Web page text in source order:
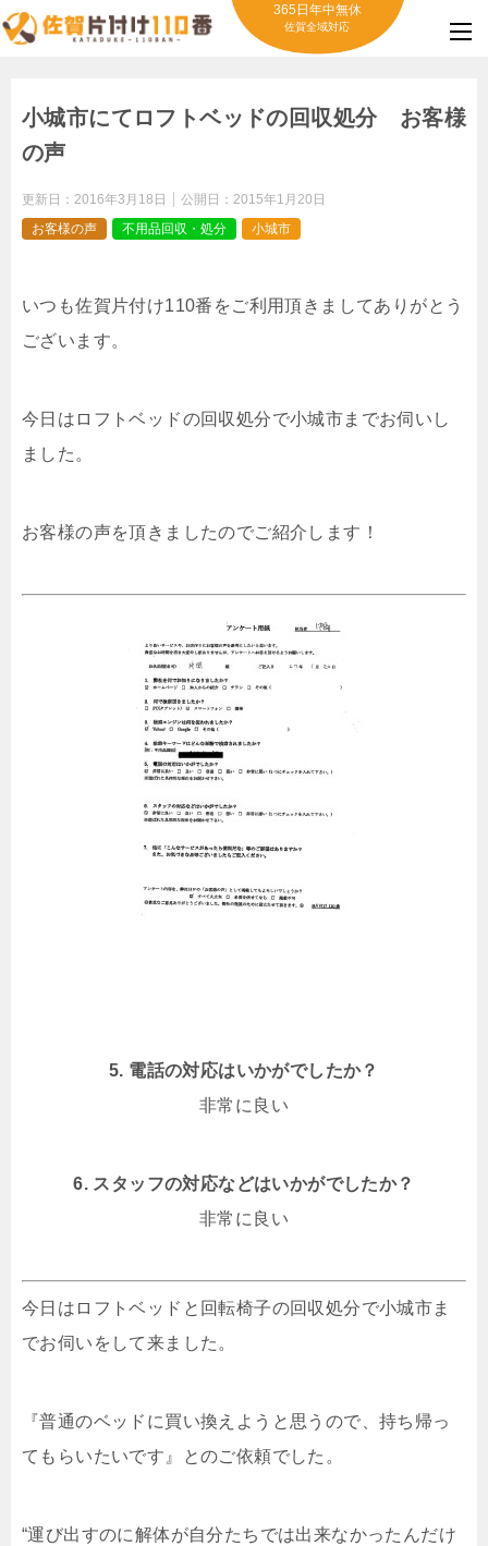
365日年中無休
佐賀全域対応
小城市にてロフトベッドの回収処分 お客様
の声
更新日： 2016年3月18日 公開日： 2015年1月20日
お客様の声
不用品回収・処分 小城市
いつも佐賀片付け110番をご利用頂きましてありがとう
ございます。
今日はロフトベッドの回収処分で小城市までお伺いし
ました。
お客様の声を頂きましたのでご紹介します！
5. 電話の対応はいかがでしたか？
非常に良い
6. スタッフの対応などはいかがでしたか？
非常に良い
今日はロフトベッドと回転椅子の回収処分で小城市ま
でお伺いをして来ました。
『普通のベッドに買い換えようと思うので、持ち帰っ
てもらいたいです』とのご依頼でした。
“運び出すのに解体が自分たちでは出来なかったんだけ